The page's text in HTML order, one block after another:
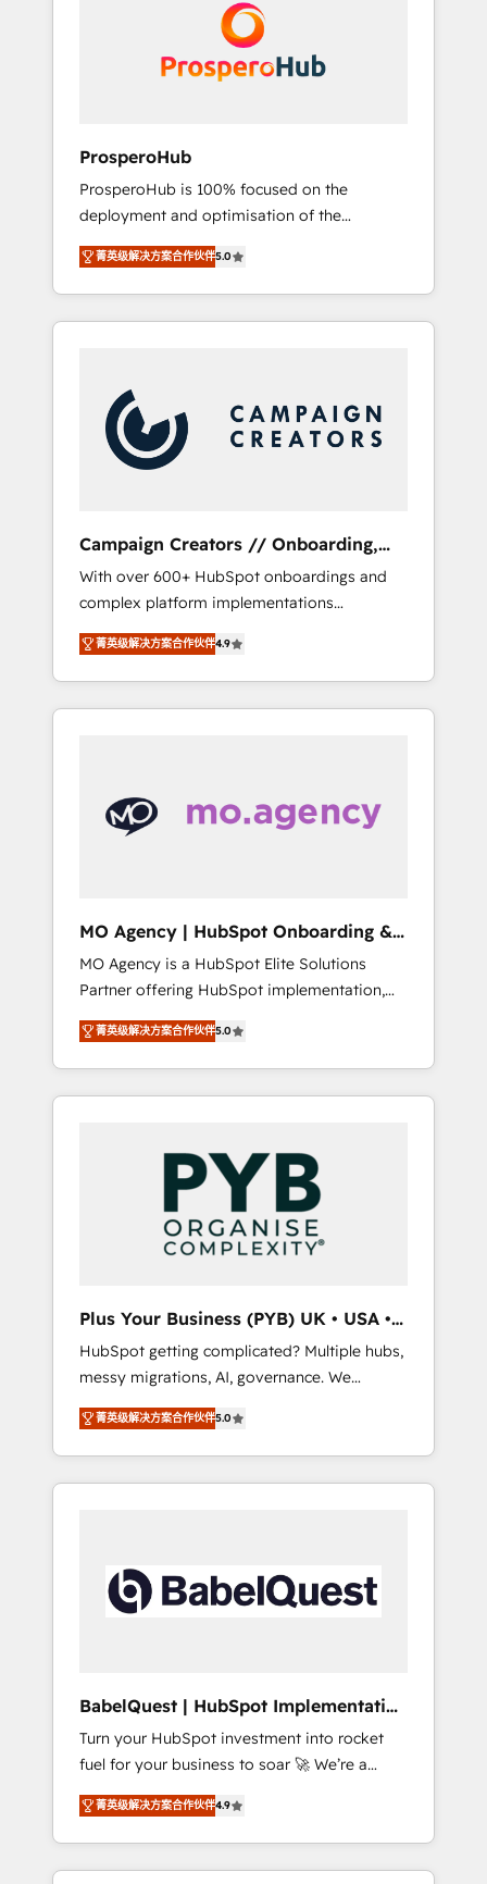
coast), our services are offered in both
Nos caracterizamos por combinar excelencia
técnica con una mirada estratégica a largo
ProsperoHub
ProsperoHub is 100% focused on the
deployment and optimisation of the
HubSpot CRM platform. Our highly
experienced team of solutions experts will
ensure that you achieve maximum adoption
and ROI from your HubSpot investment. Use
your team on their HubSpot journey, design
and implement your processes and skilfully
bring your revenue infrastructure to life. Our
collaborative approach keeps you in control
supported over 500 organisations with
HubSpot implementation, optimisation,
training, and adoption assurance. Our tried
and tested Roadmap methodology will
ensure that you receive the best deployment
experience possible. Whether you are new to
HubSpot or seeking to turn around a poor
菁英级解决方案合作伙伴5.0
Campaign Creators // Onboarding,
CRM Migration
With over 600+ HubSpot onboardings and
complex platform implementations
delivered, CC is the go-to Elite Solutions
Partner for businesses ready to migrate,
replatform, and scale smarter. We specialize
in high-impact CRM and CMS migrations and
turning fragmented systems into unified,
growth-ready HubSpot architectures that
custom integrations across your full tech
stack. - Custom object setup, CMS builds, and
full-funnel automation. - Dashboards,
lifecycle campaigns, and lead nurturing
sequences. - Cross-hub setup across
Marketing, Sales, Operations, and Service
Hubs. - Ongoing optimization, managed
HubSpot your most powerful growth engine.
Built to convert, scale, and drive results.
菁英级解决方案合作伙伴4.9
MO Agency | HubSpot Onboarding &
Implementation
MO Agency is a HubSpot Elite Solutions
Partner offering HubSpot implementation,
marketing automation, CRM and RevOps
consulting, B2B SEO, paid media, content
marketing, AEO and GEO (AI search
optimisation), and HubSpot Content Hub
technology, professional services, financial
services and industrial sectors. Offices in
Johannesburg, Cape Town, Dubai & London.
500+ HubSpot CRM implementations
Google AI Overviews. HubSpot Impact Award
- Customer First HubSpot Impact Award -
Integrations Innovation HubSpot Impact
Award - Platform Migration Excellence
HubSpot Impact Award - Platform Excellence
40+ full-time HubSpot professionals. 100s of
certifications and accreditations with
菁英级解决方案合作伙伴5.0
Plus Your Business (PYB) UK • USA •
Europe
HubSpot getting complicated? Multiple hubs,
messy migrations, AI, governance. We
organise that complexity, so your team can
put HubSpot to work... Welcome to our
Profile! We help with: • CRM implementation,
reports, workflows, and team training • CRM
governance for HubSpot-centred operations
A little about us: • Boutique 'Elite' team of 12 •
42001:2023 certified - the AI management
standard • GuardHub: our AI governance
framework, built on ISO 42001 Ready for the
next step? Click the 👈 '𝗖𝗼𝗻𝘁𝗮𝗰𝘁 𝗯𝘂𝘀𝗶𝗻𝗲𝘀𝘀'
button to get in touch (𝘸𝘦'𝘳𝘦 𝘴𝘶𝘱𝘦𝘳
𝘳𝘦𝘴𝘱𝘰𝘯𝘴𝘪𝘷𝘦)
菁英级解决方案合作伙伴5.0
BabelQuest | HubSpot Implementation
& Consultancy
Turn your HubSpot investment into rocket
fuel for your business to soar 🚀 We’re a
team of accredited HubSpot experts ready
to help you. We can implement the platform
into complex business environments,
optimise what you've got and make sure you
菁英级解决方案合作伙伴4.9